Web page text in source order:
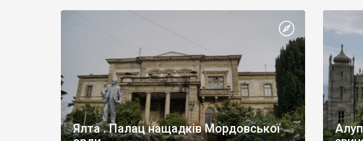
Ялта . Палац нащадків Мордовської